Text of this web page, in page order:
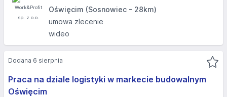
Oświęcim (Sosnowiec - 28km)
umowa zlecenie
wideo
Praca na dziale logistyki w markecie budowalnym
Oświęcim
Dodana 6 sierpnia